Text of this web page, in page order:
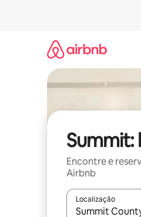
Summit:
Encontre e
Airbnb
Localização
Quando os